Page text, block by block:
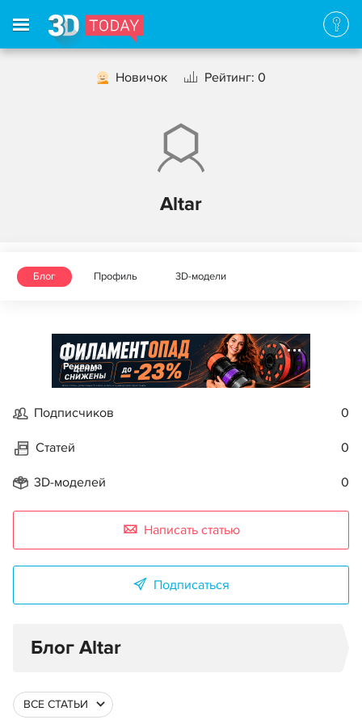
Новичок Рейтинг: 0
Altar
Блог Профиль 3D-модели
Реклама
Подписчиков 0
Статей 0
3D-моделей 0
Написать статью
Подписаться
Блог Altar
ВСЕ СТАТЬИ